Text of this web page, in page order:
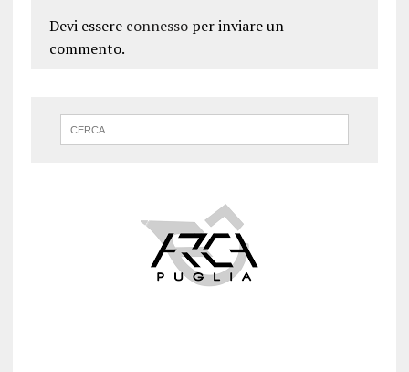
Devi essere connessoper inviare un
commento.